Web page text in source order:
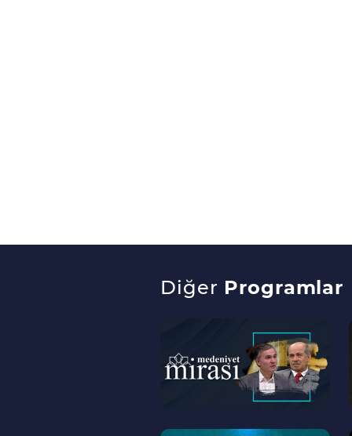
Diğer Programlar